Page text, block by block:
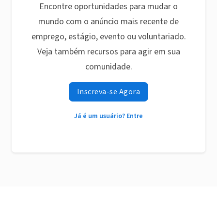
Encontre oportunidades para mudar o
mundo com o anúncio mais recente de
emprego, estágio, evento ou voluntariado.
Veja também recursos para agir em sua
comunidade.
Inscreva-se Agora
Já é um usuário? Entre